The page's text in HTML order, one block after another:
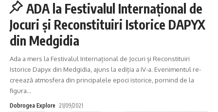
ADA la Festivalul Internațional de
Jocuri și Reconstituiri Istorice DAPYX
din Medgidia
Ada a mers la Festivalul Internațional de Jocuri și Reconstituiri
Istorice Dapyx din Medgidia, ajuns la ediția a IV-a. Evenimentul re-
creează atmosfera din principalele epoci istorice, pornind de la
figura…
Dobrogea Explore 21/09/2021